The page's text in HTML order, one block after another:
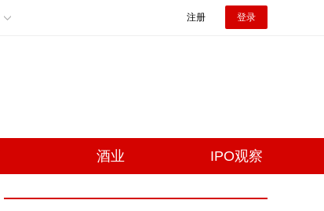
注册 登录
酒业 IPO观察